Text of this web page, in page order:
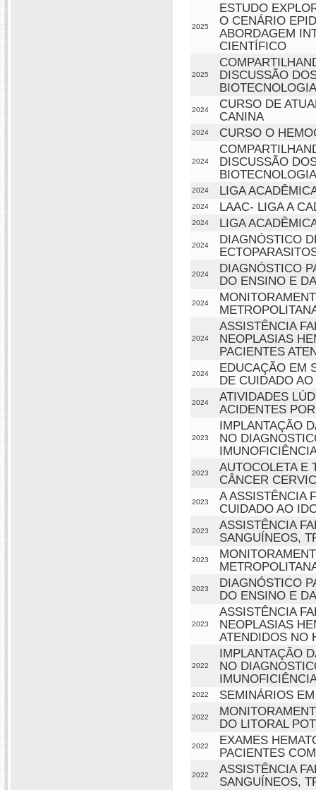
2025
ESTUDO
O CENÁRIO
ABORDAGEM
CIENTÍFICO
2025
DISCUSSÃO
2024
CURSO DE
CANINA
2024 CURSO O
2024
DISCUSSÃO
2024 LIGA
2024 LAAC- LIGA A
2024 LIGA
2024
DIAGNÓSTICO
2024
DIAGNÓSTICO
DO ENSINO E
2024
2024
ASSISTÊNCIA
NEOPLASIAS
PACIENTES
2024
EDUCAÇÃO EM
DE CUIDADO
2024
ATIVIDADES
ACIDENTES
2023
IMPLANTAÇÃO
NO
2023
AUTOCOLETA E
CÂNCER
2023
A ASSISTÊNCIA
CUIDADO AO
2023
ASSISTÊNCIA
SANGUÍNEOS,
2023
2023
DIAGNÓSTICO
DO ENSINO E
2023
ASSISTÊNCIA
NEOPLASIAS
ATENDIDOS NO
2022
IMPLANTAÇÃO
NO
2022 SEMINÁRIOS
2022
DO LITORAL
2022
EXAMES
PACIENTES
2022
ASSISTÊNCIA
SANGUÍNEOS,